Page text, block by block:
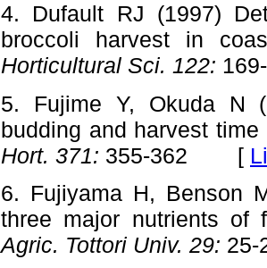
4. Dufault RJ (1997)
broccoli harvest in
Horticultural Sci. 122:
5. Fujime Y, Okuda N
budding and harvest
Hort. 371: 355-362 [
6. Fujiyama H, Benson
three major nutrients
Agric. Tottori Univ. 29: